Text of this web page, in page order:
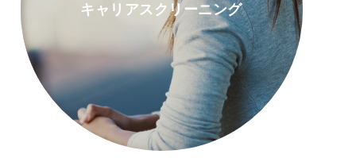
キャリアスクリーニング